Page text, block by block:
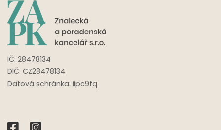
IČ: 28478134
DIČ: CZ28478134
Datová schránka: iipc9fq